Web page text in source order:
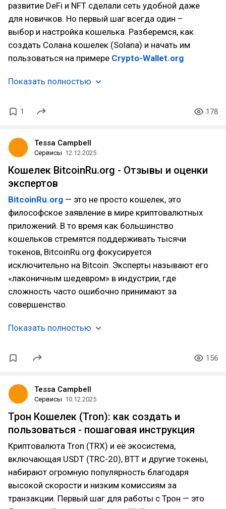
развитие DeFi и NFT сделали сеть удобной даже
для новичков. Но первый шаг всегда один –
выбор и настройка кошелька. Разберемся, как
создать Солана кошелек (Solana) и начать им
пользоваться на примере Crypto-Wallet.org
Показать полностью
1 178
Tessa Campbell
Сервисы 12.12.2025
Кошелек BitcoinRu.org - Отзывы и оценки
экспертов
BitcoinRu.org — это не просто кошелек, это
философское заявление в мире криптовалютных
приложений. В то время как большинство
кошельков стремятся поддерживать тысячи
токенов, BitcoinRu.org фокусируется
исключительно на Bitcoin. Эксперты называют его
«лаконичным шедевром» в индустрии, где
сложность часто ошибочно принимают за
совершенство.
Показать полностью
156
Tessa Campbell
Сервисы 10.12.2025
Трон Кошелек (Tron): как создать и
пользоваться - пошаговая инструкция
Криптовалюта Tron (TRX) и её экосистема,
включающая USDT (TRC-20), BTT и другие токены,
набирают огромную популярность благодаря
высокой скорости и низким комиссиям за
транзакции. Первый шаг для работы с Трон — это